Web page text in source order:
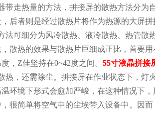
带走热量的方法，拼接屏的散热方法分
后者则是经过散热片将作为热源的大屏拼
法可细分为风冷散热、液冷散热、热管
散热的效果与散热片巨细成正比，首要
，Z佳坚持在0~42度之间。 55寸液晶拼接
热，还需除尘。拼接屏在作业状态下，灯
环境下形式会愈加严峻，在这种情况下
很简单将空气中的尘埃带入设备中。因